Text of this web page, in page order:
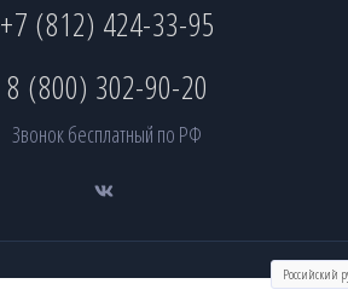
+7 (812) 424-33-95
8 (800) 302-90-20
Звонок бесплатный по РФ